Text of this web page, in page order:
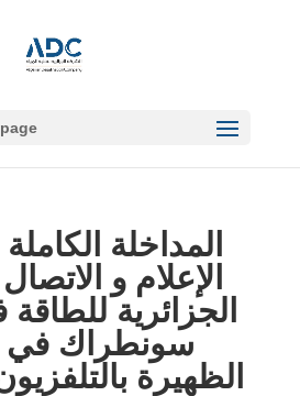
المداخلة
الإعلام و
الجزائرية
سونطراك في
الظهيرة